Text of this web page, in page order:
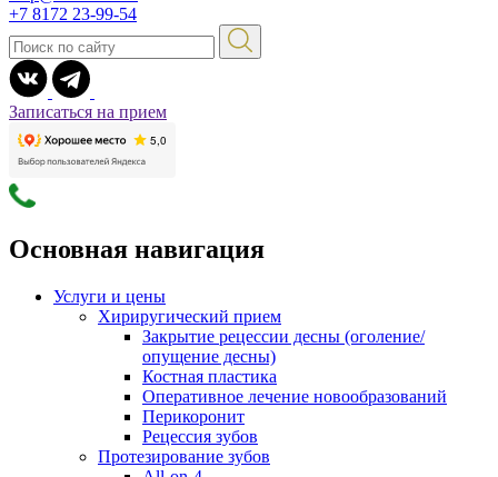
+7 8172 23-99-54
Записаться на прием
Основная навигация
Услуги и цены
Хириругический прием
Закрытие рецессии десны (оголение/
опущение десны)
Костная пластика
Оперативное лечение новообразований
Перикоронит
Рецессия зубов
Протезирование зубов